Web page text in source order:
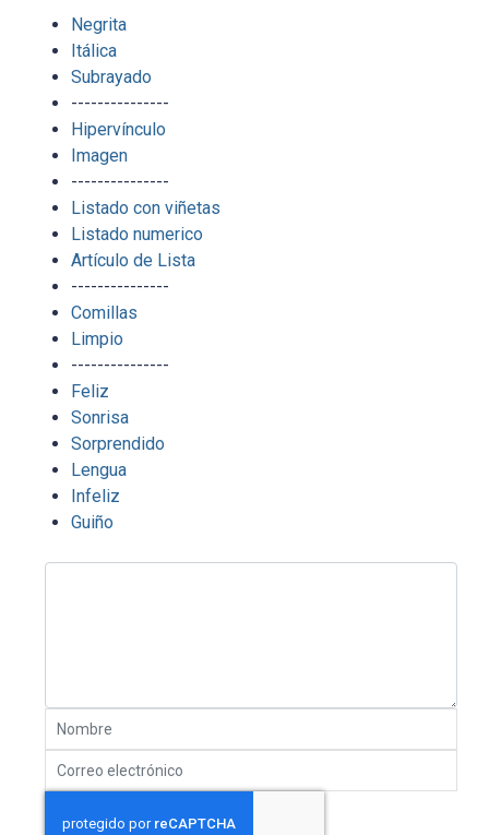
Negrita
Itálica
Subrayado
---------------
Hipervínculo
Imagen
---------------
Listado con viñetas
Listado numerico
Artículo de Lista
---------------
Comillas
Limpio
---------------
Feliz
Sonrisa
Sorprendido
Lengua
Infeliz
Guiño